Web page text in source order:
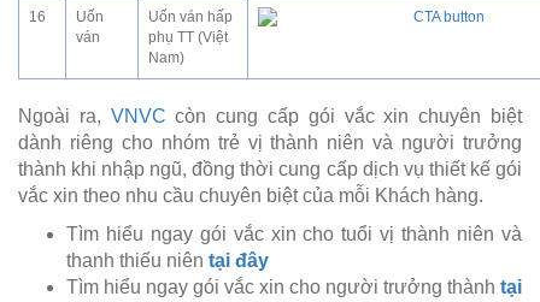
16
Uốn
ván
Uốn ván hấp
phụ TT (Việt
Nam)
Ngoài ra, VNVC còn cung cấp gói vắc xin chuyên biệt
dành riêng cho nhóm trẻ vị thành niên và người trưởng
thành khi nhập ngũ, đồng thời cung cấp dịch vụ thiết kế gói
vắc xin theo nhu cầu chuyên biệt của mỗi Khách hàng.
Tìm hiểu ngay gói vắc xin cho tuổi vị thành niên và
thanh thiếu niên tại đây
Tìm hiểu ngay gói vắc xin cho người trưởng thành tại